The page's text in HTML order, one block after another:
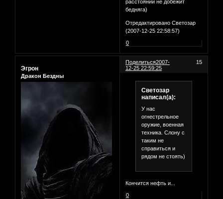
расстоянии не добежит
бедняга)
Отредактировано Светозар
(2007-12-25 22:58:57)
0
Поделиться 15
2007-
12-25 22:59:25
Эгрон
Дракон Бездны
Светозар
написал(а):
У нас
огнестрельное
оружие, военная
техника. Слону с
таким не
справиться и
рядом не стоять)
Кончится нефть и...
0